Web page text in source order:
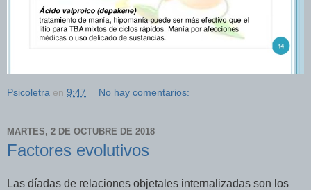
Psicoletra en 9:47 No hay comentarios:
MARTES, 2 DE OCTUBRE DE 2018
Factores evolutivos
Las díadas de relaciones objetales internalizadas son los